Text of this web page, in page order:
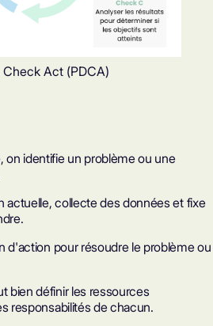
Act (PDCA)
on identifie un problème ou une
actuelle, collecte des données et fixe
d'action pour résoudre le problème ou
bien définir les ressources
responsabilités de chacun.